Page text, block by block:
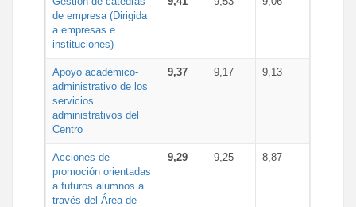
de empresa (Dirigida
a empresas e
instituciones)
Apoyo académico-
administrativo de los
servicios
administrativos del
Centro
9,37 9,17 9,13
Acciones de
promoción orientadas
a futuros alumnos a
través del Área de
9,29 9,25 8,87